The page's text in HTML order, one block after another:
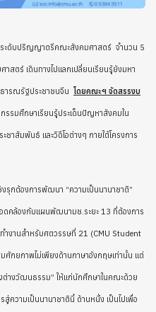
ระดับปริญญาตรีคณะสังคมศาสตร์ จำนวน 5
สตร์ เดินทางไปแลกเปลี่ยนเรียนรู้ยังมหา
ารณรัฐประชาชนจีน โดยคณะฯ จัดสรรงบ
รรมศึกษาเรียนรู้ประเด็นปัญหาสังคมใน
ชาสัมพันธ์ และวิดีโอต่างๆ ภายใต้โครงการ
รุกต้องการพัฒนา “ความเป็นนานาชาติ”
ดคล้องกับแผนพัฒนามช.ระยะ 13 ที่ต้องการ
งานสำหรับศตวรรษที่ 21 (CMU Student
ศักยภาพไม่เพียงด้านภาษาอังกฤษเท่านั้น แต่
ต่างวัฒนธรรม” ให้แก่นักศึกษาในคณะด้วย
วามเป็นนานาชาตินี้ ด้านหนึ่ง เป็นไปเพื่อ